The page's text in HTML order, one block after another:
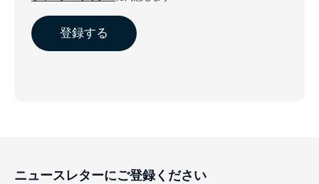
ニュースレターにご登録ください